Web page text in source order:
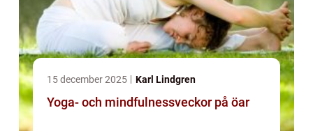
15 december 2025 Karl Lindgren
Yoga- och mindfulnessveckor på öar